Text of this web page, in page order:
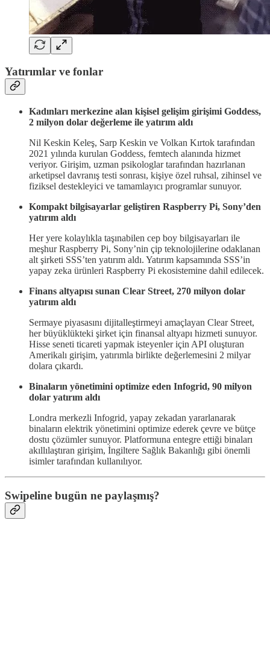
Yatırımlar ve fonlar
Kadınları merkezine alan kişisel gelişim girişimi Goddess,
2 milyon dolar değerleme ile yatırım aldı
Nil Keskin Keleş, Sarp Keskin ve Volkan Kırtok tarafından
2021 yılında kurulan Goddess, femtech alanında hizmet
veriyor. Girişim, uzman psikologlar tarafından hazırlanan
arketipsel davranış testi sonrası, kişiye özel ruhsal, zihinsel ve
fiziksel destekleyici ve tamamlayıcı programlar sunuyor.
Kompakt bilgisayarlar geliştiren Raspberry Pi, Sony’den
yatırım aldı
Her yere kolaylıkla taşınabilen cep boy bilgisayarları ile
meşhur Raspberry Pi, Sony’nin çip teknolojilerine odaklanan
alt şirketi SSS’ten yatırım aldı. Yatırım kapsamında SSS’in
yapay zeka ürünleri Raspberry Pi ekosistemine dahil edilecek.
Finans altyapısı sunan Clear Street, 270 milyon dolar
yatırım aldı
Sermaye piyasasını dijitalleştirmeyi amaçlayan Clear Street,
her büyüklükteki şirket için finansal altyapı hizmeti sunuyor.
Hisse seneti ticareti yapmak isteyenler için API oluşturan
Amerikalı girişim, yatırımla birlikte değerlemesini 2 milyar
dolara çıkardı.
Binaların yönetimini optimize eden Infogrid, 90 milyon
dolar yatırım aldı
Londra merkezli Infogrid, yapay zekadan yararlanarak
binaların elektrik yönetimini optimize ederek çevre ve bütçe
dostu çözümler sunuyor. Platformuna entegre ettiği binaları
akıllılaştıran girişim, İngiltere Sağlık Bakanlığı gibi önemli
isimler tarafından kullanılıyor.
Swipeline bugün ne paylaşmış?